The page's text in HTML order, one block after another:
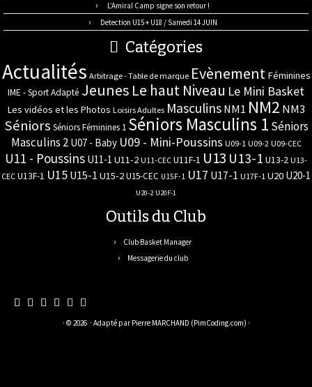
L’Amiral Camp signe son retour !
Detection U15 + U18 / Samedi 14 JUIN
Catégories
Actualités Arbitrage - Table de marque Evènement Féminines
IME - Sport Adapté Jeunes Le haut Niveau Le Mini Basket
Les vidéos et les Photos Loisirs Adultes Masculins NM1 NM2 NM3
Séniors Séniors Féminines 1 Séniors Masculins 1 Séniors
Masculins 2 U07 - Baby U09 - Mini-Poussins U09-1 U09-2 U09-CEC
U11 - Poussins U11-1 U11-2 U11-CEC U11F-1 U13 U13-1 U13-2 U13-
CEC U13F-1 U15 U15-1 U15-2U15-CEC U15F-1 U17 U17-1 U17F-1 U20 U20-1
U20-2 U20F-1
Outils du Club
Club Basket Manager
Messagerie du club
· © 2026 · Adapté par Pierre MARCHAND (PimCoding.com) ·